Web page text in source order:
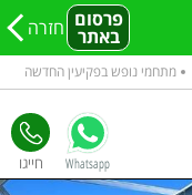
פרסום
באתר חזרה
מתחמי נופש בפקיעין החדשה
Whatsapp